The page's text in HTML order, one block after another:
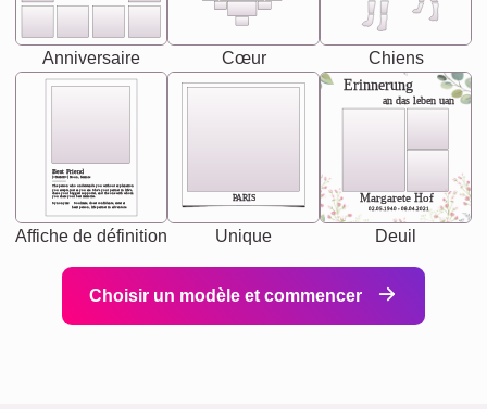
Anniversaire Cœur Chiens
Best Friend
[<NAME>] Noun, feminie
Synonyms: Soulmate, closet confidante, sister at
heart person, life partner in adventure.
The person who understands you without explanation
you accepts just as you are. She's your partner in life's,
chaos your biggest supporter, and the one with whom
you share your best memories.
Affiche de définition
PARIS
Unique
Erinnerung
an das leben uan
Margarete Hof
02.05.1940 - 08.04.2021
Deuil
Choisir un modèle et commencer